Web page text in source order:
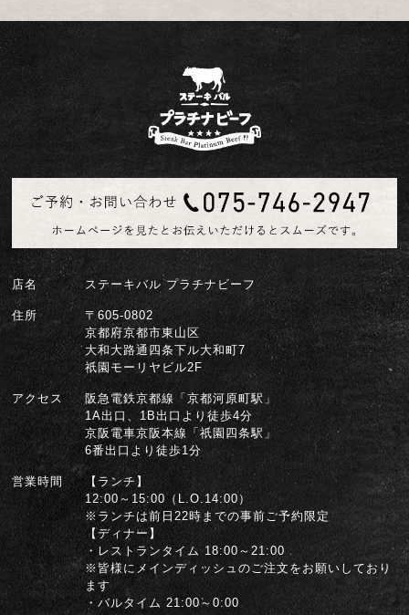
店名 ステーキバル プラチナビーフ
住所
〒605-0802
京都府京都市東山区
大和大路通四条下ル大和町7
祇園モーリヤビル2F
アクセス
阪急電鉄京都線「京都河原町駅」
1A出口、1B出口より徒歩4分
京阪電車京阪本線「祇園四条駅」
6番出口より徒歩1分
営業時間
【ランチ】
12:00～15:00（L.O.14:00）
※ランチは前日22時までの事前ご予約限定
【ディナー】
・レストランタイム 18:00～21:00
※皆様にメインディッシュのご注文をお願いしており
ます
・バルタイム 21:00～0:00